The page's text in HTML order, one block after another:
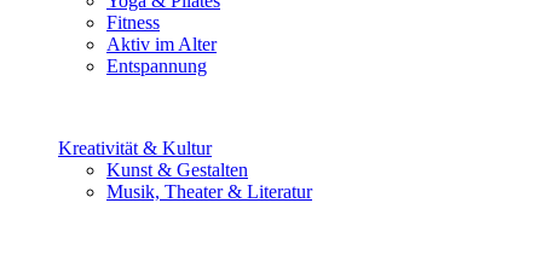
Fitness
Aktiv im Alter
Entspannung
Kreativität & Kultur
Kunst & Gestalten
Musik, Theater & Literatur